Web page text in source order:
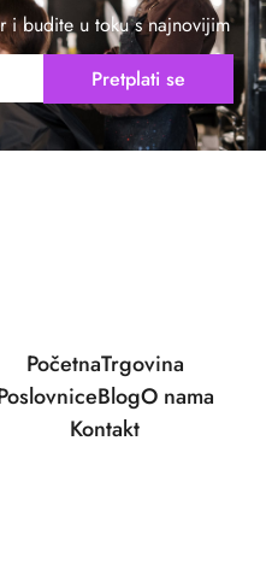
i budite u toku s najnovijim
Pretplati se
PočetnaTrgovina
BlogO nama
Kontakt